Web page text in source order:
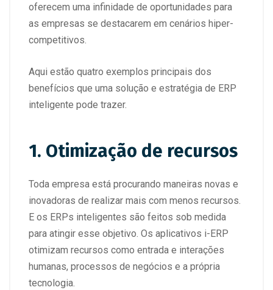
oferecem uma infinidade de oportunidades para
as empresas se destacarem em cenários hiper-
competitivos.
Aqui estão quatro exemplos principais dos
benefícios que uma solução e estratégia de ERP
inteligente pode trazer.
1. Otimização de recursos
Toda empresa está procurando maneiras novas e
inovadoras de realizar mais com menos recursos.
E os ERPs inteligentes são feitos sob medida
para atingir esse objetivo. Os aplicativos i-ERP
otimizam recursos como entrada e interações
humanas, processos de negócios e a própria
tecnologia.